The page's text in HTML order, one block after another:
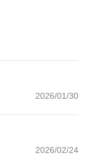
2026/01/30
2026/02/24